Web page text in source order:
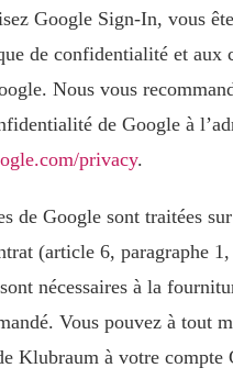
Google Sign-In, vous
de confidentialité et aux
Nous vous
de Google à
privacy.
de Google sont traitées
(article 6, paragraphe
nécessaires à la
Vous pouvez à tout
Klubraum à votre compte